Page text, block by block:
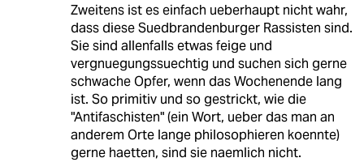
Zweitens ist es einfach ueberhaupt nicht wahr,
dass diese Suedbrandenburger Rassisten sind.
Sie sind allenfalls etwas feige und
vergnuegungssuechtig und suchen sich gerne
schwache Opfer, wenn das Wochenende lang
ist. So primitiv und so gestrickt, wie die
"Antifaschisten" (ein Wort, ueber das man an
anderem Orte lange philosophieren koennte)
gerne haetten, sind sie naemlich nicht.